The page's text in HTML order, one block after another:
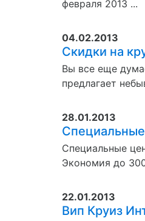
февраля 2013 ...
04.02.2013
Cкидки на
Вы все еще
предлагает
28.01.2013
Специальные
Экономия до
22.01.2013
Вип Круиз